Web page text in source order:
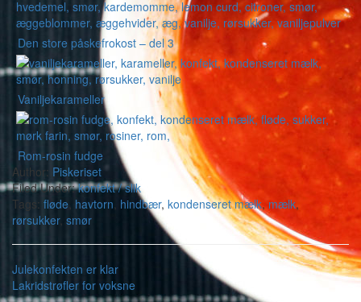
Den store påskefrokost – del 3
Vaniljekarameller
Rom-rosin fudge
Author: Piskeriset
Filed Under:konfekt / slik
Tags: fløde, havtorn, hindbær, kondenseret mælk,mælk,
rørsukker, smør
Julekonfekten er klar
Lakridstrøfler for voksne